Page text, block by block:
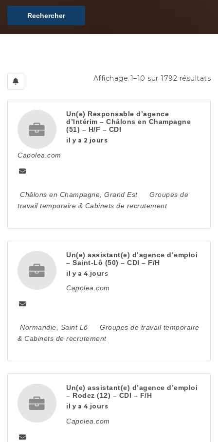
Rechercher
Affichage 1–10 sur 1792 résultats
Un(e) Responsable d’agence
d’Intérim – Châlons en Champagne
(51) – H/F – CDI
il y a 2 jours
Capolea.com
Châlons en Champagne Grand Est
Groupes de
travail temporaire & Cabinets de recrutement
Un(e) assistant(e) d’agence d’emploi
– Saint-Lô (50) – CDI – F/H
il y a 4 jours
Capolea.com
Normandie Saint Lô
Groupes de travail temporaire
& Cabinets de recrutement
Un(e) assistant(e) d’agence d’emploi
– Rodez (12) – CDI – F/H
il y a 4 jours
Capolea.com